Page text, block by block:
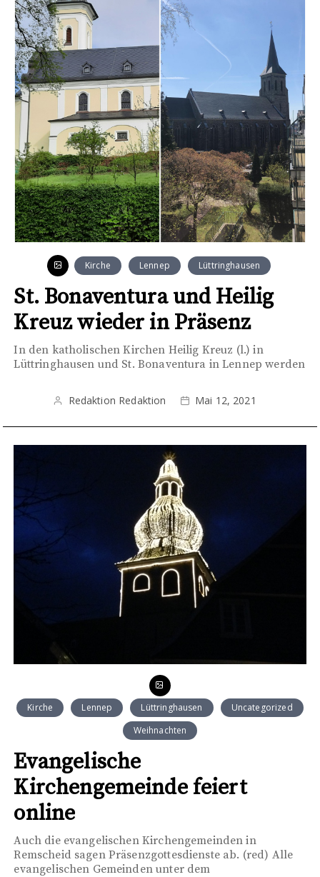
Kirche Lennep Lüttringhausen
St. Bonaventura und Heilig
Kreuz wieder in Präsenz
In den katholischen Kirchen Heilig Kreuz (l.) in
Lüttringhausen und St. Bonaventura in Lennep werden
Redaktion Redaktion Mai 12, 2021
Kirche Lennep Lüttringhausen
Uncategorized
Weihnachten
Evangelische
Kirchengemeinde feiert
online
Auch die evangelischen Kirchengemeinden in
Remscheid sagen Präsenzgottesdienste ab. (red) Alle
evangelischen Gemeinden unter dem